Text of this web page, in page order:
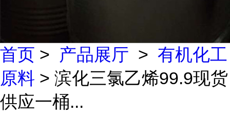
首页 > 产品展厅 > 有机化工
原料 > 滨化三氯乙烯99.9现货
供应一桶...